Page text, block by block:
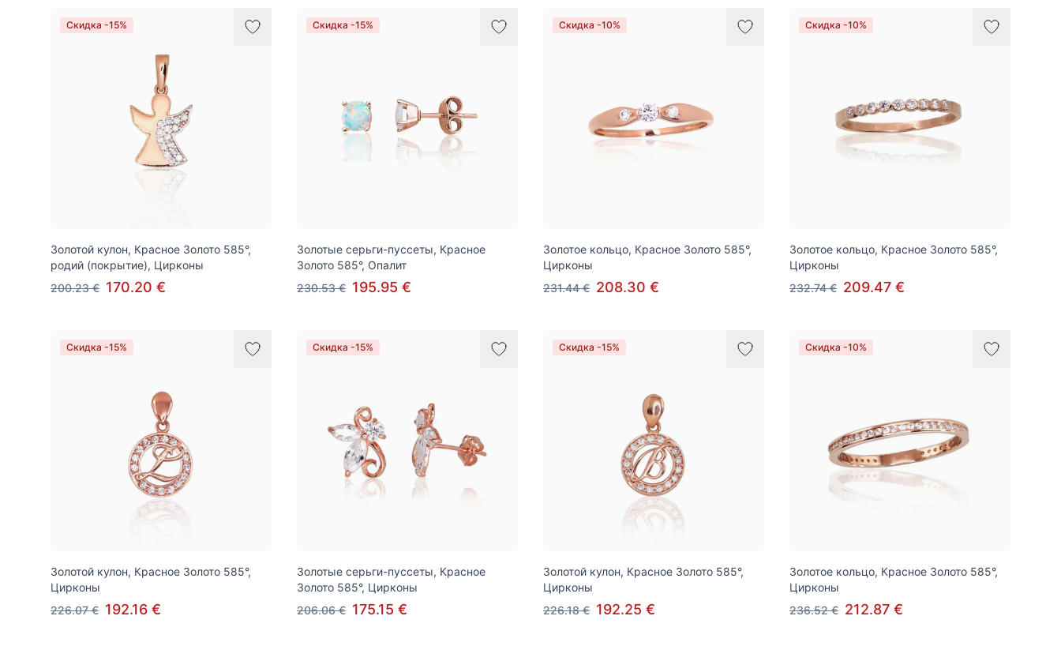
Скидка -15%
Золотой кулон, Красное Золото 585°,
родий (покрытие), Цирконы
200.23 € 170.20 €
Скидка -15%
Золотые серьги-пуссеты, Красное
Золото 585°, Опалит
230.53 € 195.95 €
Скидка -10%
Золотое кольцо, Красное Золото 585°,
Цирконы
231.44 € 208.30 €
Скидка -10%
Золотое кольцо, Красное Золото 585°,
Цирконы
232.74 € 209.47 €
Скидка -15%
Золотой кулон, Красное Золото 585°,
Цирконы
226.07 € 192.16 €
Скидка -15%
Золотые серьги-пуссеты, Красное
Золото 585°, Цирконы
206.06 € 175.15 €
Скидка -15%
Золотой кулон, Красное Золото 585°,
Цирконы
226.18 € 192.25 €
Скидка -10%
Золотое кольцо, Красное Золото 585°,
Цирконы
236.52 € 212.87 €